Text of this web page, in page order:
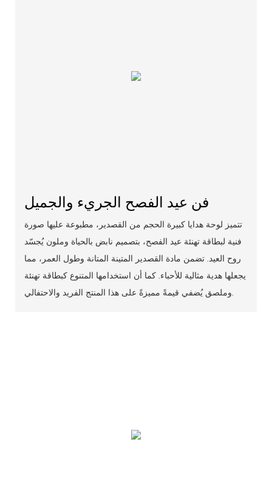
فن عيد الفصح الجريء والجميل
تتميز لوحة هدايا كبيرة الحجم من القصدير، مطبوعة عليها صورة
فنية لبطاقة تهنئة عيد الفصح، بتصميم نابض بالحياة وملون يُجسّد
روح العيد. تضمن مادة القصدير المتينة المتانة وطول العمر، مما
يجعلها هدية مثالية للأحباء. كما أن استخدامها المتنوع كبطاقة تهنئة
وملصق يُضفي قيمةً مميزةً على هذا المنتج الفريد والاحتفالي.